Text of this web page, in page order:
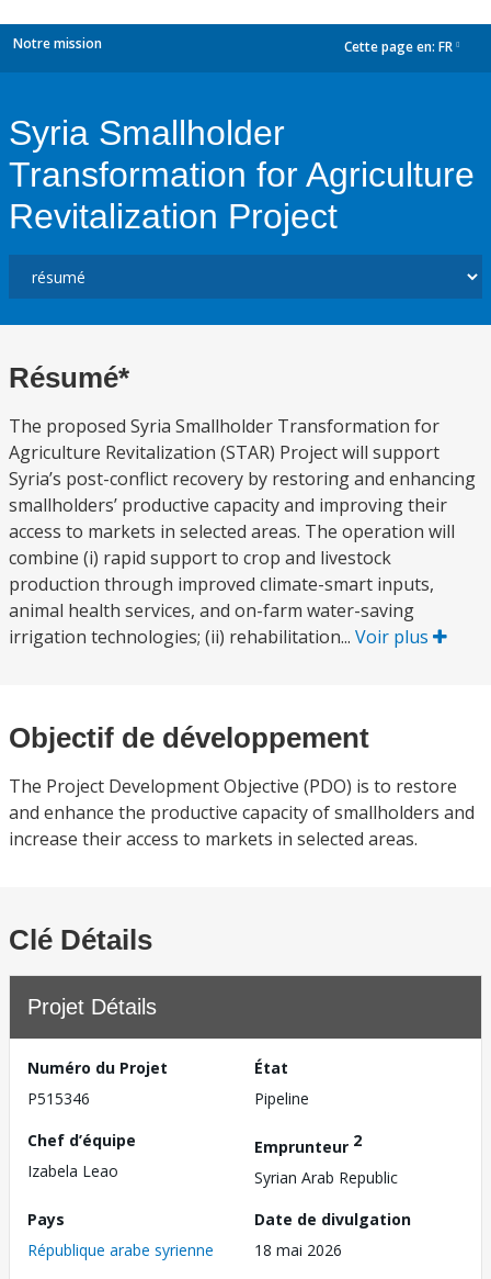
Notre mission Cette page en: FR
Syria Smallholder
Transformation for Agriculture
Revitalization Project
Résumé*
The proposed Syria Smallholder Transformation for
Agriculture Revitalization (STAR) Project will support
Syria’s post-conflict recovery by restoring and enhancing
smallholders’ productive capacity and improving their
access to markets in selected areas. The operation will
combine (i) rapid support to crop and livestock
production through improved climate-smart inputs,
animal health services, and on-farm water-saving
irrigation technologies; (ii) rehabilitation... Voir plus
Objectif de développement
The Project Development Objective (PDO) is to restore
and enhance the productive capacity of smallholders and
increase their access to markets in selected areas.
Clé Détails
Projet Détails
Numéro du Projet
P515346
État
Pipeline
Chef d’équipe
Izabela Leao
Emprunteur 2
Syrian Arab Republic
Pays
République arabe syrienne
Date de divulgation
18 mai 2026